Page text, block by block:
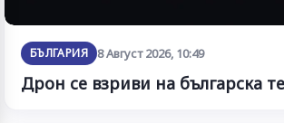
БЪЛГАРИЯ 8 Август 2026, 10:49
Дрон се взриви на българска